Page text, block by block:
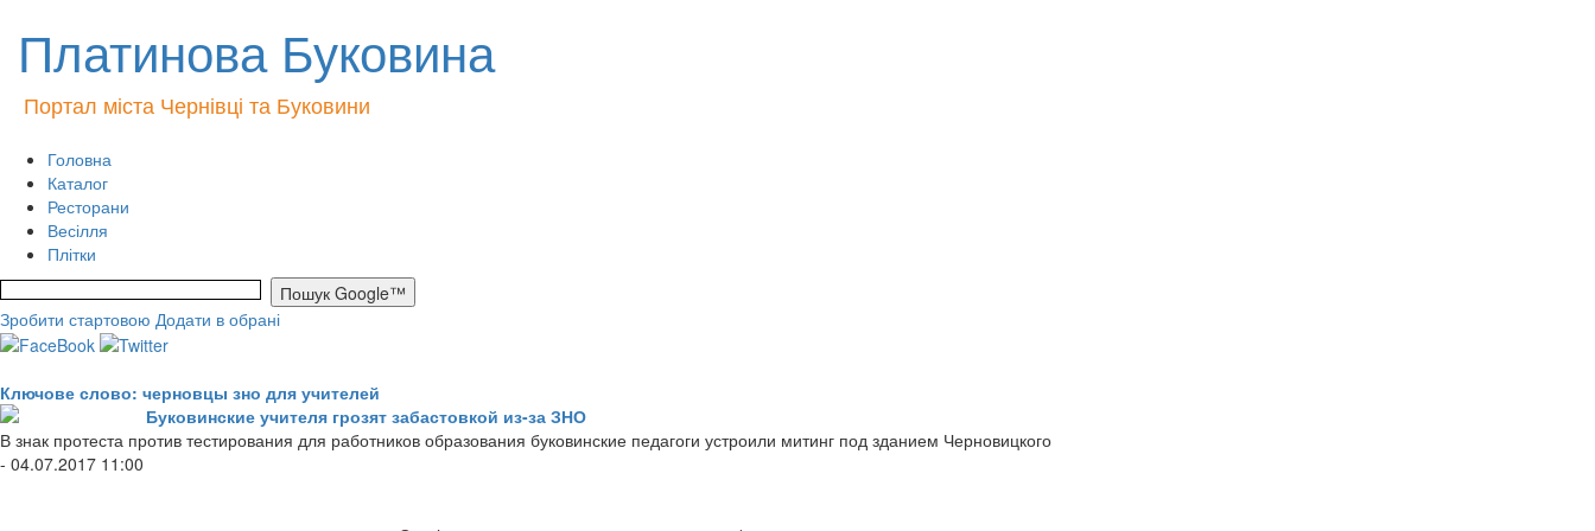
Платинова Буковина
Портал міста Чернівці та Буковини
Головна
Каталог
Ресторани
Весілля
Плітки
Зробити стартовою Додати в обрані
Ключове слово: черновцы зно для учителей
Буковинские учителя грозят забастовкой из-за ЗНО
В знак протеста против тестирования для работников образования буковинские педагоги устроили митинг под зданием Черновицкого
- 04.07.2017 11:00